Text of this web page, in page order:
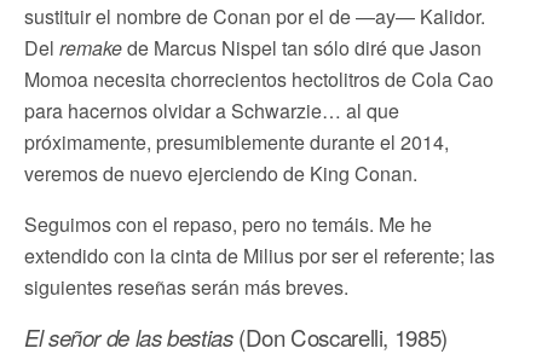
sustituir el nombre de Conan por el de —ay— Kalidor.
Del remakede Marcus Nispel tan sólo diré que Jason
Momoa necesita chorrecientos hectolitros de Cola Cao
para hacernos olvidar a Schwarzie… al que
próximamente, presumiblemente durante el 2014,
veremos de nuevo ejerciendo de King Conan.
Seguimos con el repaso, pero no temáis. Me he
extendido con la cinta de Milius por ser el referente; las
siguientes reseñas serán más breves.
El señor de las bestias(Don Coscarelli, 1985)